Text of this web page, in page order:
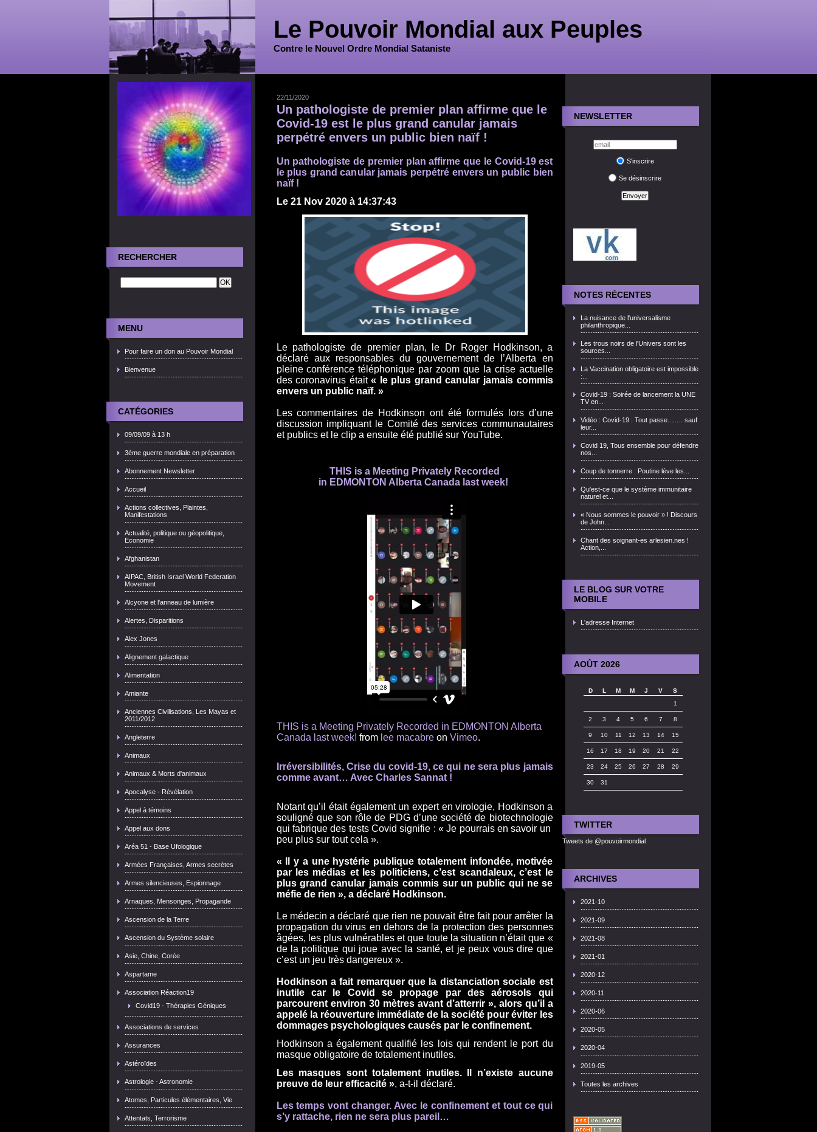
Le Pouvoir Mondial aux Peuples
Contre le Nouvel Ordre Mondial Sataniste
RECHERCHER
MENU
Pour faire un don au Pouvoir Mondial
Bienvenue
CATÉGORIES
09/09/09 à 13 h
3ème guerre mondiale en préparation
Abonnement Newsletter
Accueil
Actions collectives, Plaintes,
Manifestations
Actualité, politique ou géopolitique,
Economie
Afghanistan
AIPAC, British Israel World Federation
Movement
Alcyone et l'anneau de lumière
Alertes, Disparitions
Alex Jones
Alignement galactique
Alimentation
Amiante
Anciennes Civilisations, Les Mayas et
2011/2012
Angleterre
Animaux
Animaux & Morts d'animaux
Apocalyse - Révélation
Appel à témoins
Appel aux dons
Aréa 51 - Base Ufologique
Armées Françaises, Armes secrètes
Armes silencieuses, Espionnage
Arnaques, Mensonges, Propagande
Ascension de la Terre
Ascension du Système solaire
Asie, Chine, Corée
Aspartame
Association Réaction19
Covid19 - Thérapies Géniques
Associations de services
Assurances
Astéroïdes
Astrologie - Astronomie
Atomes, Particules élémentaires, Vie
Attentats, Terrorisme
NEWSLETTER
S'inscrire
Se désinscrire
NOTES RÉCENTES
La nuisance de l'universalisme
philanthropique...
Les trous noirs de l'Univers sont les
sources...
La Vaccination obligatoire est impossible
:...
Covid-19 : Soirée de lancement la UNE
TV en...
Vidéo : Covid-19 : Tout passe……. sauf
leur...
Covid 19, Tous ensemble pour défendre
nos...
Coup de tonnerre : Poutine lève les...
Qu'est-ce que le système immunitaire
naturel et...
« Nous sommes le pouvoir » ! Discours
de John...
Chant des soignant-es arlesien.nes !
Action,...
LE BLOG SUR VOTRE
MOBILE
L'adresse Internet
AOÛT 2026
D L M M J V
S
1
2 3 4 5 6 7 8
9 10 11 12 13 14 15
16 17 18 19 20 21 22
23 24 25 26 27 28 29
30 31
TWITTER
Tweets de @pouvoirmondial
ARCHIVES
2021-10
2021-09
2021-08
2021-01
2020-12
2020-11
2020-06
2020-05
2020-04
2019-05
Toutes les archives
22/11/2020
Un pathologiste de premier plan affirme que le
Covid-19 est le plus grand canular jamais
perpétré envers un public bien naïf !
Un pathologiste de premier plan affirme que le Covid-19 est
le plus grand canular jamais perpétré envers un public bien
naïf !
Le 21 Nov 2020à 14:37:43
Le pathologiste de premier plan, le Dr Roger Hodkinson, a
déclaré aux responsables du gouvernement de l’Alberta en
pleine conférence téléphonique par zoom que la crise actuelle
des coronavirus était« le plus grand canular jamais commis
envers un public naïf. »
Les commentaires de Hodkinson ont été formulés lors d’une
discussion impliquant le Comité des services communautaires
et publics et le clip a ensuite été publié sur YouTube.
THIS is a Meeting Privately Recorded
in EDMONTON Alberta Canada last week!
THIS is a Meeting Privately Recorded in EDMONTON Alberta
Canada last week! from lee macabreon Vimeo.
Irréversibilités, Crise du covid-19, ce qui ne sera plus jamais
comme avant… Avec Charles Sannat !
Notant qu’il était également un expert en virologie, Hodkinson a
souligné que son rôle de PDG d’une société de biotechnologie
qui fabrique des tests Covid signifie : « Je pourrais en savoir un
peu plus sur tout cela ».
« Il y a une hystérie publique totalement infondée, motivée
par les médias et les politiciens, c’est scandaleux, c’est le
plus grand canular jamais commis sur un public qui ne se
méfie de rien », a déclaré Hodkinson.
Le médecin a déclaré que rien ne pouvait être fait pour arrêter la
propagation du virus en dehors de la protection des personnes
âgées, les plus vulnérables et que toute la situation n’était que «
de la politique qui joue avec la santé, et je peux vous dire que
c’est un jeu très dangereux ».
Hodkinson a fait remarquer que la distanciation sociale est
inutile car le Covid se propage par des aérosols qui
parcourent environ 30 mètres avant d’atterrir », alors qu’il a
appelé la réouverture immédiate de la société pour éviter les
dommages psychologiques causés par le confinement.
Hodkinson a également qualifié les lois qui rendent le port du
masque obligatoire de totalement inutiles.
Les masques sont totalement inutiles. Il n’existe aucune
preuve de leur efficacité », a-t-il déclaré.
Les temps vont changer. Avec le confinement et tout ce qui
s’y rattache, rien ne sera plus pareil…